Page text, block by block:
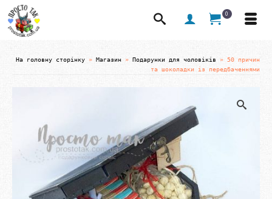
0
На головну сторінку » Магазин » Подарунки для чоловіків »
50 причин
та шоколадки із передбаченнями